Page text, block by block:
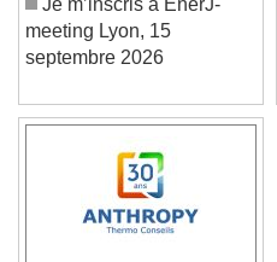
Font Size
Text Edge Style
Font Family
Je m’inscris à EnerJ-
meeting Lyon, 15